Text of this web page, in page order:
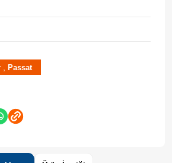
, Passat